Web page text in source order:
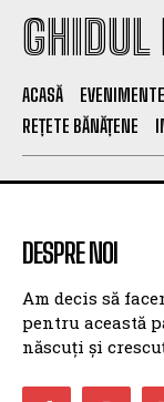
GHIDUL
ACASĂ EVENIMENTE
REȚETE BĂNĂȚENE
DESPRE NOI
Am decis să
pentru această
născuți și